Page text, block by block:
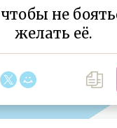
не
желать её.